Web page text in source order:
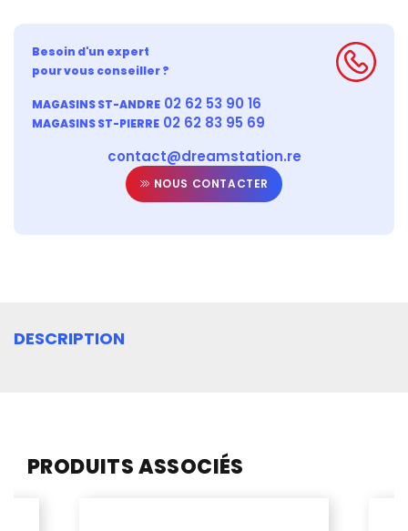
Besoin d'un expert
pour vous conseiller ?
MAGASINS ST-ANDRE 02 62 53 90 16
MAGASINS ST-PIERRE 02 62 83 95 69
contact@dreamstation.re
NOUS CONTACTER
DESCRIPTION
PRODUITS ASSOCIÉS